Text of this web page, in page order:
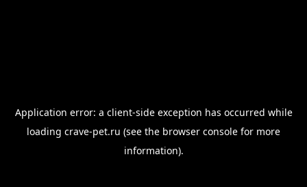
Application error: a client-side exception has occurred while
loading crave-pet.ru (see the browser console for more
information).